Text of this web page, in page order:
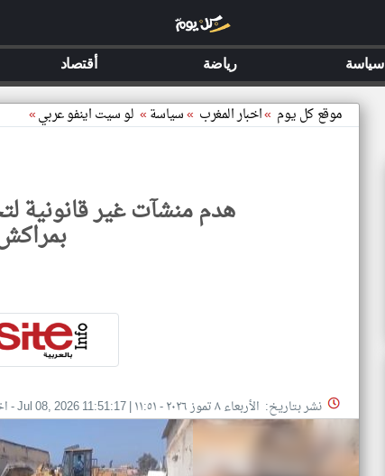
موقع كل يوم »اخبار المغرب »سياسة» لو سيت اينفو عربي»
هدم منشآت غير قانونية
نشر بتاريخ: الأربعاء ٨ تموز ٢٠٢٦ - ١١:٥١ |
Jul 08, 2026 11:51:17
-
سياسة رياضة أقتصاد